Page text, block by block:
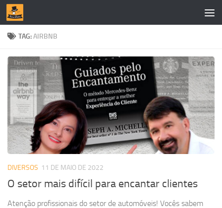
Skip to content
TAG:AIRBNB
DIVERSOS 11 DE MAIO DE 2022
O setor mais difícil para encantar clientes
Atenção profissionais do setor de automóveis! Vocês sabem